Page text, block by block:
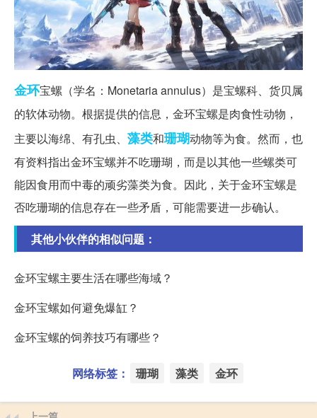
金环宝螺（学名：Monetaria annulus）是宝螺科、货贝属
的软体动物。根据提供的信息，金环宝螺是肉食性动物，
主要以海绵、有孔虫、 藻类和珊瑚动物等为食。然而，也
有资料指出金环宝螺并不吃珊瑚，而是以其他一些螺类可
能因食用而中毒的顽劣藻类为食。因此，关于金环宝螺是
否吃珊瑚的信息存在一些矛盾，可能需要进一步确认。
其他小伙伴的相似问题：
金环宝螺主要生活在哪些海域？
金环宝螺如何避免爆缸？
金环宝螺的饲养技巧有哪些？
网络标签： 珊瑚 藻类 金环